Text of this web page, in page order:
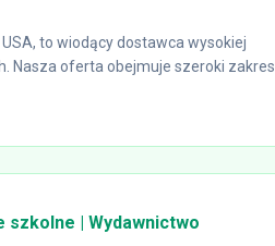
to wiodący dostawca wysokiej
Nasza oferta obejmuje szeroki zakres
szkolne | Wydawnictwo